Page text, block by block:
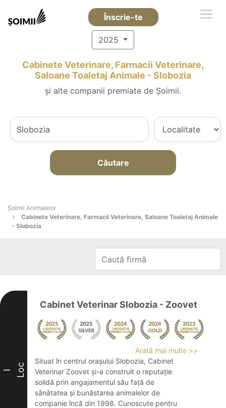
Înscrie-te
2025
Cabinete Veterinare, Farmacii Veterinare,
Saloane Toaletaj Animale - Slobozia
și alte companii premiate de Șoimii.
Căutare
Şoimii Animalelor
Cabinete Veterinare, Farmacii Veterinare, Saloane Toaletaj Animale
- Slobozia
I Loc
Cabinet Veterinar Slobozia - Zoovet
Arată mai multe >>
Situat în centrul orașului Slobozia, Cabinet
Veterinar Zoovet și-a construit o reputație
solidă prin angajamentul său față de
sănătatea și bunăstarea animalelor de
companie încă din 1998. Cunoscute pentru